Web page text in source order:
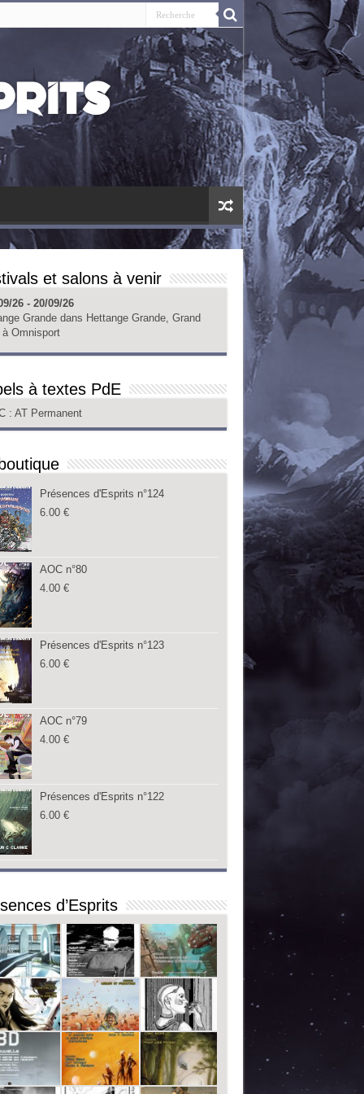
et salons à venir
26 - 20/09/26
Grande dans Hettange Grande, Grand
à Omnisport
à textes PdE
: AT Permanent
Présences d'Esprits n°124
6.00 €
AOC n°80
4.00 €
Présences d'Esprits n°123
6.00 €
AOC n°79
4.00 €
Présences d'Esprits n°122
6.00 €
d’Esprits